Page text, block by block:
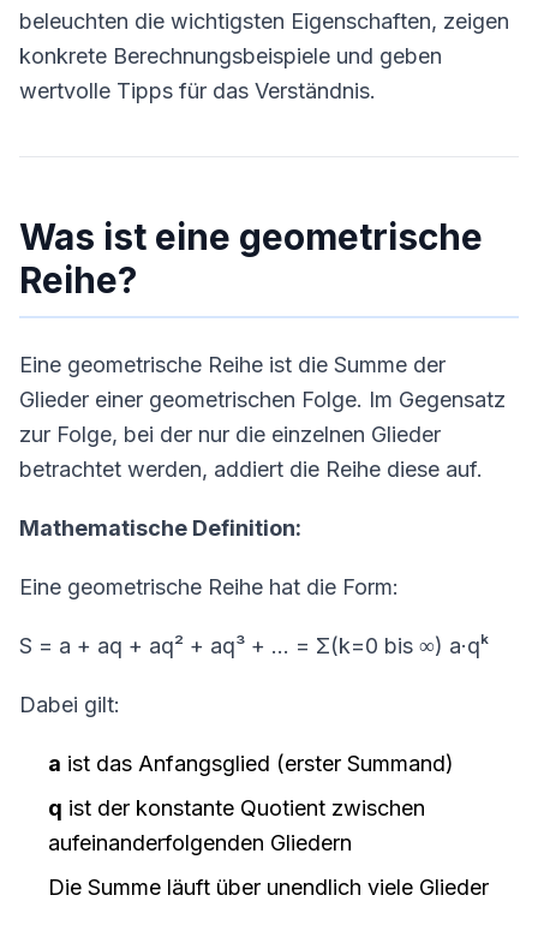
beleuchten die wichtigsten Eigenschaften, zeigen
konkrete Berechnungsbeispiele und geben
wertvolle Tipps für das Verständnis.
Was ist eine geometrische
Reihe?
Eine geometrische Reihe ist die Summe der
Glieder einer geometrischen Folge. Im Gegensatz
zur Folge, bei der nur die einzelnen Glieder
betrachtet werden, addiert die Reihe diese auf.
Mathematische Definition:
Eine geometrische Reihe hat die Form:
S = a + aq + aq² + aq³ + ... = Σ(k=0 bis ∞) a·qᵏ
Dabei gilt:
a ist das Anfangsglied (erster Summand)
q ist der konstante Quotient zwischen
aufeinanderfolgenden Gliedern
Die Summe läuft über unendlich viele Glieder